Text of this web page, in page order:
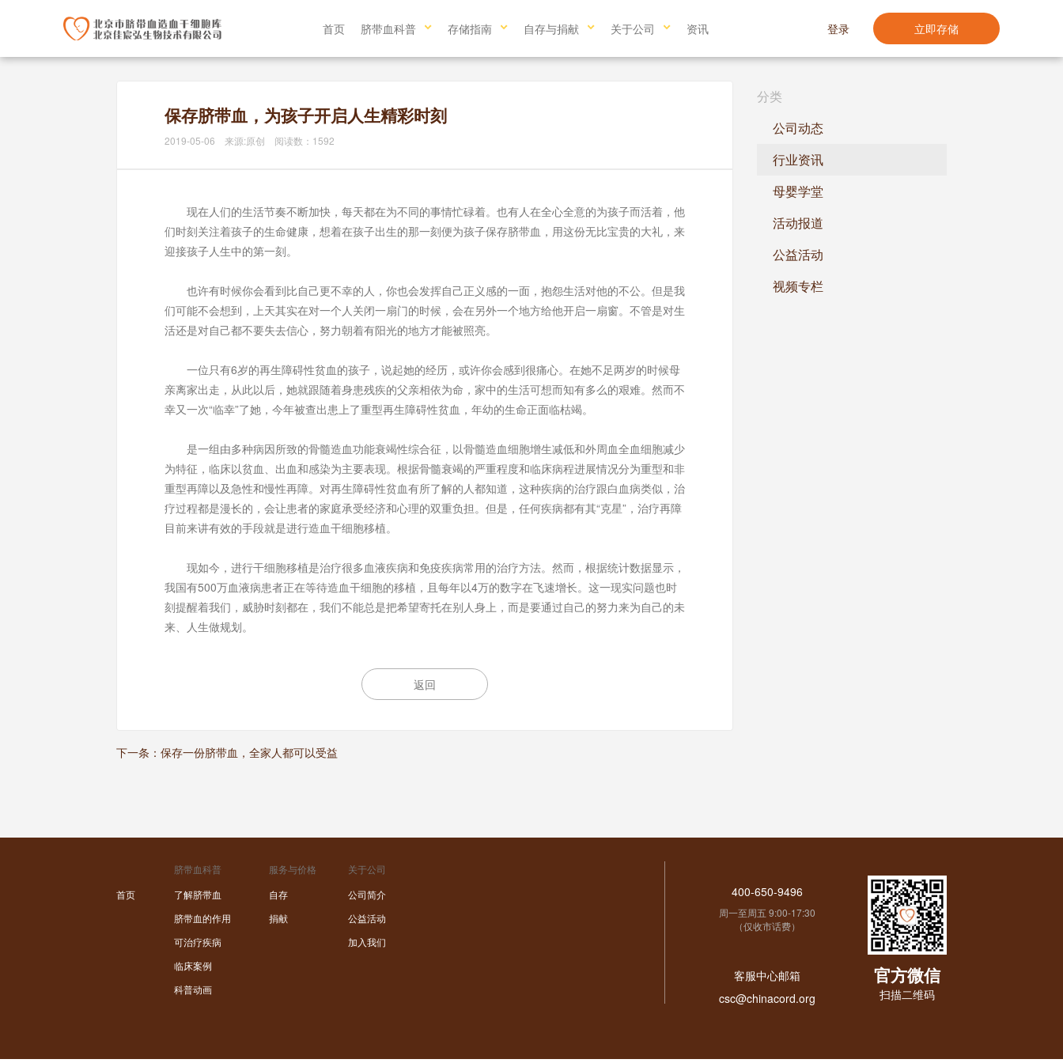
首页 脐带血科普 存储指南 自存与捐献 关于公司 资讯 立即存储
登录
保存脐带血，为孩子开启人生精彩时刻
2019-05-06 来源:原创 阅读数：1592
现在人们的生活节奏不断加快，每天都在为不同的事情忙碌着。也有人在全心全意的为孩子而活着，他
们时刻关注着孩子的生命健康，想着在孩子出生的那一刻便为孩子保存脐带血，用这份无比宝贵的大礼，来
迎接孩子人生中的第一刻。
也许有时候你会看到比自己更不幸的人，你也会发挥自己正义感的一面，抱怨生活对他的不公。但是我
们可能不会想到，上天其实在对一个人关闭一扇门的时候，会在另外一个地方给他开启一扇窗。不管是对生
活还是对自己都不要失去信心，努力朝着有阳光的地方才能被照亮。
一位只有6岁的再生障碍性贫血的孩子，说起她的经历，或许你会感到很痛心。在她不足两岁的时候母
亲离家出走，从此以后，她就跟随着身患残疾的父亲相依为命，家中的生活可想而知有多么的艰难。然而不
幸又一次“临幸”了她，今年被查出患上了重型再生障碍性贫血，年幼的生命正面临枯竭。
是一组由多种病因所致的骨髓造血功能衰竭性综合征，以骨髓造血细胞增生减低和外周血全血细胞减少
为特征，临床以贫血、出血和感染为主要表现。根据骨髓衰竭的严重程度和临床病程进展情况分为重型和非
重型再障以及急性和慢性再障。对再生障碍性贫血有所了解的人都知道，这种疾病的治疗跟白血病类似，治
疗过程都是漫长的，会让患者的家庭承受经济和心理的双重负担。但是，任何疾病都有其“克星”，治疗再障
目前来讲有效的手段就是进行造血干细胞移植。
现如今，进行干细胞移植是治疗很多血液疾病和免疫疾病常用的治疗方法。然而，根据统计数据显示，
我国有500万血液病患者正在等待造血干细胞的移植，且每年以4万的数字在飞速增长。这一现实问题也时
刻提醒着我们，威胁时刻都在，我们不能总是把希望寄托在别人身上，而是要通过自己的努力来为自己的未
来、人生做规划。
返回
下一条： 保存一份脐带血，全家人都可以受益
分类
公司动态
行业资讯
母婴学堂
活动报道
公益活动
视频专栏
首页
脐带血科普
了解脐带血
脐带血的作用
可治疗疾病
临床案例
科普动画
服务与价格
自存
捐献
关于公司
公司简介
公益活动
加入我们
官方微信
扫描二维码
400-650-9496
周一至周五 9:00-17:30
（仅收市话费）
客服中心邮箱
csc@chinacord.org